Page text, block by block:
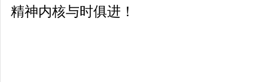
精神内核与时俱进！